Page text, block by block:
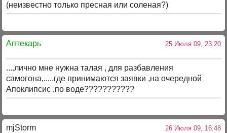
(неизвестно только пресная или соленая?)
Аптекарь 25 Июля 09, 23:20
....лично мне нужна талая , для разбавления
самогона,.....где принимаются заявки ,на очередной
Апоклипсис ,по воде???????????
mjStоrm 26 Июля 09, 16:48